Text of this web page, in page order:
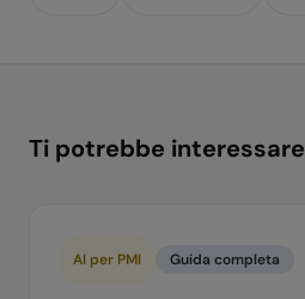
Ti potrebbe interessare
AI per PMI Guida completa